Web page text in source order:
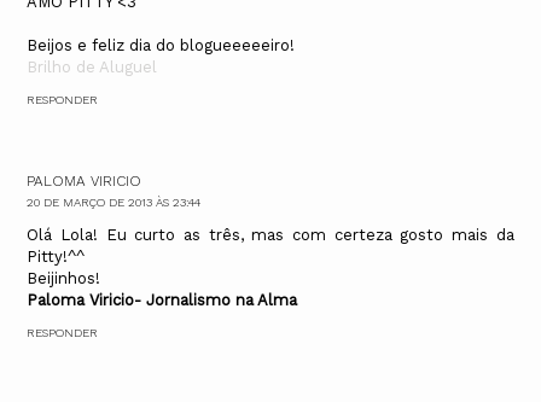
Beijos e feliz dia do blogueeeeeiro!
Brilho de Aluguel
RESPONDER
PALOMA VIRICIO
20 DE MARÇO DE 2013 ÀS 23:44
Olá Lola! Eu curto as três, mas com certeza gosto mais da
Pitty!^^
Beijinhos!
Paloma Viricio- Jornalismo na Alma
RESPONDER